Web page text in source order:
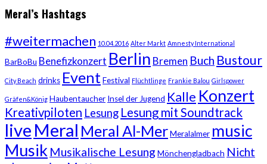
Meral’s Hashtags
#weitermachen 10.04.2016 Alter Markt Amnesty International
BarBoBu Benefizkonzert Berlin Bremen Buch Bustour
City Beach drinks Event Festival Flüchtlinge Frankie Balou Girlspower
Gräfen&König Haubentaucher Insel der Jugend Kalle Konzert
Kreativpiloten Lesung Lesung mit Soundtrack
live Meral Meral Al-MerMeralalmer music
Musik Musikalische Lesung Mönchengladbach Nicht